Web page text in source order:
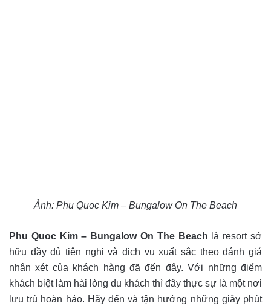
Ảnh: Phu Quoc Kim – Bungalow On The Beach
Phu Quoc Kim – Bungalow On The Beach là resort sở
hữu đầy đủ tiện nghi và dịch vụ xuất sắc theo đánh giá
nhận xét của khách hàng đã đến đây. Với những điểm
khách biệt làm hài lòng du khách thì đây thực sự là một nơi
lưu trú hoàn hảo. Hãy đến và tận hưởng những giây phút